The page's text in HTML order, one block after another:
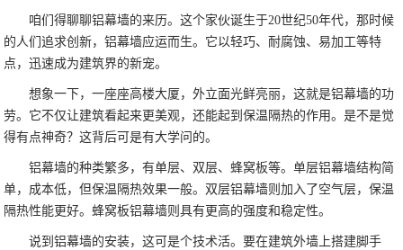
咱们得聊聊铝幕墙的来历。这个家伙诞生于20世纪50年代，那时候
的人们追求创新，铝幕墙应运而生。它以轻巧、耐腐蚀、易加工等特
点，迅速成为建筑界的新宠。
想象一下，一座座高楼大厦，外立面光鲜亮丽，这就是铝幕墙的功
劳。它不仅让建筑看起来更美观，还能起到保温隔热的作用。是不是觉
得有点神奇？这背后可是有大学问的。
铝幕墙的种类繁多，有单层、双层、蜂窝板等。单层铝幕墙结构简
单，成本低，但保温隔热效果一般。双层铝幕墙则加入了空气层，保温
隔热性能更好。蜂窝板铝幕墙则具有更高的强度和稳定性。
说到铝幕墙的安装，这可是个技术活。要在建筑外墙上搭建脚手